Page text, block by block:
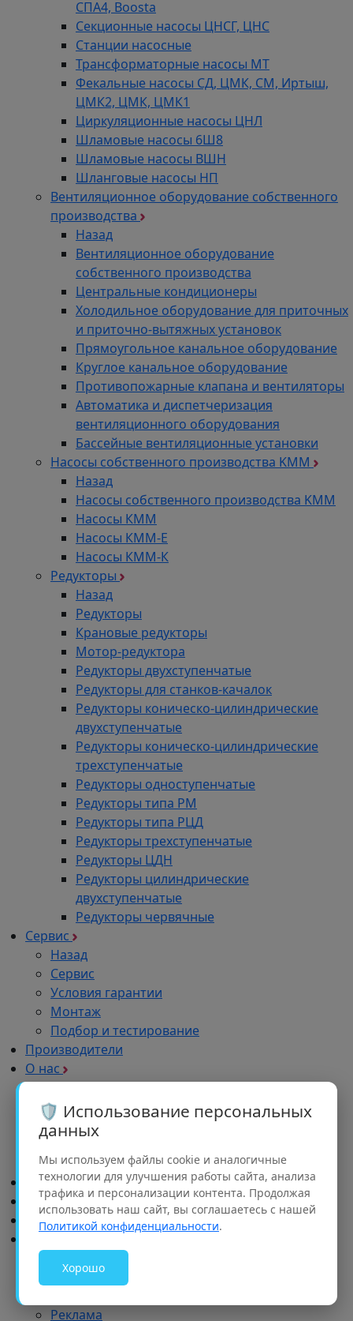
🛡️ Использование персональных
данных
Мы используем файлы cookie и аналогичные
технологии для улучшения работы сайта, анализа
трафика и персонализации контента. Продолжая
использовать наш сайт, вы соглашаетесь с нашей
Политикой конфиденциальности.
Хорошо
СПА4, Boosta
Секционные насосы ЦНСГ, ЦНС
Станции насосные
Трансформаторные насосы МТ
Фекальные насосы СД, ЦМК, СМ, Иртыш,
ЦМК2, ЦМК, ЦМК1
Циркуляционные насосы ЦНЛ
Шламовые насосы 6Ш8
Шламовые насосы ВШН
Шланговые насосы НП
Вентиляционное оборудование собственного
производства
Назад
Вентиляционное оборудование
собственного производства
Центральные кондиционеры
Холодильное оборудование для приточных
и приточно-вытяжных установок
Прямоугольное канальное оборудование
Круглое канальное оборудование
Противопожарные клапана и вентиляторы
Автоматика и диспетчеризация
вентиляционного оборудования
Бассейные вентиляционные установки
Насосы собственного производства KMM
Назад
Насосы собственного производства KMM
Насосы КММ
Насосы КММ-Е
Насосы КММ-К
Редукторы
Назад
Редукторы
Крановые редукторы
Мотор-редуктора
Редукторы двухступенчатые
Редукторы для станков-качалок
Редукторы коническо-цилиндрические
двухступенчатые
Редукторы коническо-цилиндрические
трехступенчатые
Редукторы одноступенчатые
Редукторы типа РМ
Редукторы типа РЦД
Редукторы трехступенчатые
Редукторы ЦДН
Редукторы цилиндрические
двухступенчатые
Редукторы червячные
Сервис
Назад
Сервис
Условия гарантии
Монтаж
Подбор и тестирование
Производители
О нас
Назад
О нас
О компании
Акции
Новости
Отзывы
Импортозамещение
Дилерам
Реклама